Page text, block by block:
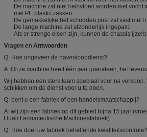
De machine zal niet beïnvloed worden met vocht
met PE plastic zakken.
De gemakkelijke het schudden post zal vast met
De lange machine zal afzonderlijk ingepakt.
Als er strenge eisen zijn, kunnen de chassis
Vragen en Antwoorden
Q: Hoe ongeveer de naverkoopdienst?
A: Onze machine heeft één jaar guarateen, het
Wij hebben een sterk team speciaal voor na
schikken om de dienst voor u te doen.
Q: bent u een fabriek of een handelsmaatschappij?
A: wij zijn een fabriek op dit gebied bijna 15 jaar
Huali Farmaceutische Machinesfabriek)
Q: Hoe doet uw fabriek betreffende kwaliteitscontrole?